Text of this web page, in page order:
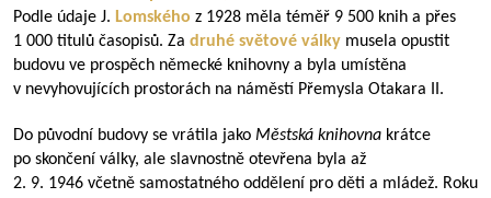
Podle údaje J. Lomského z 1928 měla téměř 9 500 knih a přes
1 000 titulů časopisů. Za druhé světové války musela opustit
budovu ve prospěch německé knihovny a byla umístěna
v nevyhovujících prostorách na náměstí Přemysla Otakara II.
Do původní budovy se vrátila jako Městská knihovna krátce
po skončení války, ale slavnostně otevřena byla až
2. 9. 1946 včetně samostatného oddělení pro děti a mládež. Roku